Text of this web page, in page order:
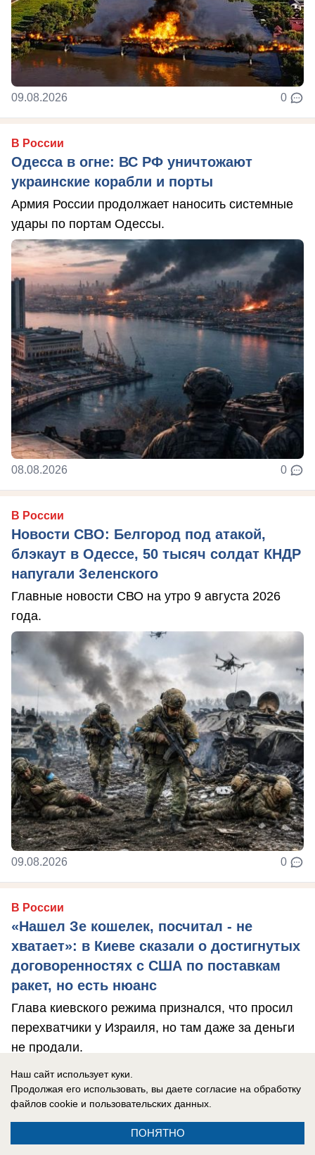
09.08.2026 0
В России
Одесса в огне: ВС РФ уничтожают
украинские корабли и порты
Армия России продолжает наносить системные
удары по портам Одессы.
08.08.2026 0
В России
Новости СВО: Белгород под атакой,
блэкаут в Одессе, 50 тысяч солдат КНДР
напугали Зеленского
Главные новости СВО на утро 9 августа 2026
года.
09.08.2026 0
В России
«Нашел Зе кошелек, посчитал - не
хватает»: в Киеве сказали о достигнутых
договоренностях с США по поставкам
ракет, но есть нюанс
Глава киевского режима признался, что просил
перехватчики у Израиля, но там даже за деньги
не продали.
Наш сайт использует куки.
Продолжая его использовать, вы даете согласие на обработку
файлов cookie и пользовательских данных.
ПОНЯТНО